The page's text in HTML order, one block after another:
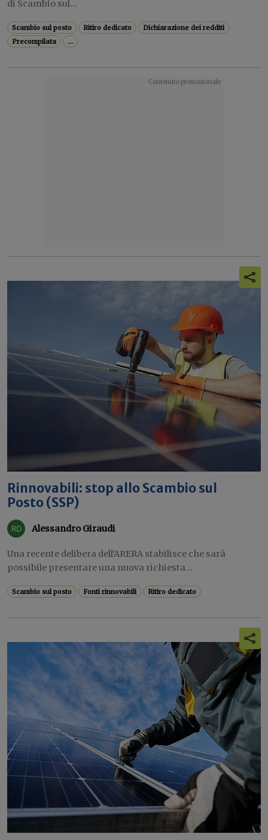
di Scambio sul...
Scambio sul posto Ritiro dedicato
Dichiarazione dei redditi
Precompilata
...
Rinnovabili: stop allo Scambio sul
Posto (SSP)
Alessandro Giraudi
Una recente delibera dell'ARERA stabilisce che sarà
possibile presentare una nuova richiesta...
Scambio sul posto Fonti rinnovabili Ritiro dedicato